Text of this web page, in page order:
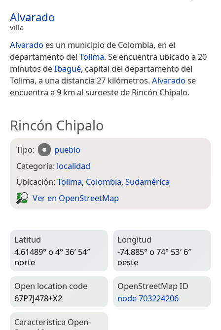
Alvarado
villa
Alvarado es un municipio de Colombia, en el
departamento del Tolima. Se encuentra ubicado a 20
minutos deIbagué, capital del departamento del
Tolima, a una distancia 27 kilómetros.Alvarado se
encuentra a 9 km al suroeste de Rincón Chipalo.
Rincón Chipalo
Tipo:
pueblo
Categoría: localidad
Ubicación:Tolima, Colombia, Sudamérica
Ver en Open­Street­Map
Latitud
4.61489° o 4° 36′ 54″
norte
Longitud
-74.885° o 74° 53′ 6″
oeste
Open location code
67P7J478+X2
Open­Street­Map ID
node 703224206
Característica Open­